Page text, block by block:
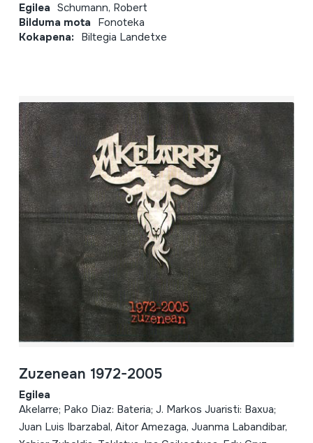
Egilea Schumann, Robert
Bilduma mota Fonoteka
Kokapena: Biltegia Landetxe
Zuzenean 1972-2005
Egilea
Akelarre; Pako Diaz: Bateria; J. Markos Juaristi: Baxua;
Juan Luis Ibarzabal, Aitor Amezaga, Juanma Labandibar,